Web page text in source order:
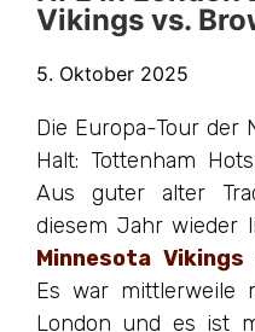
Vikings vs.
5. Oktober 2025
Die Europa-Tour der
Halt: Tottenham
Aus guter alter
diesem Jahr wieder
Minnesota Vikings
Es war mittlerweile
London und es ist